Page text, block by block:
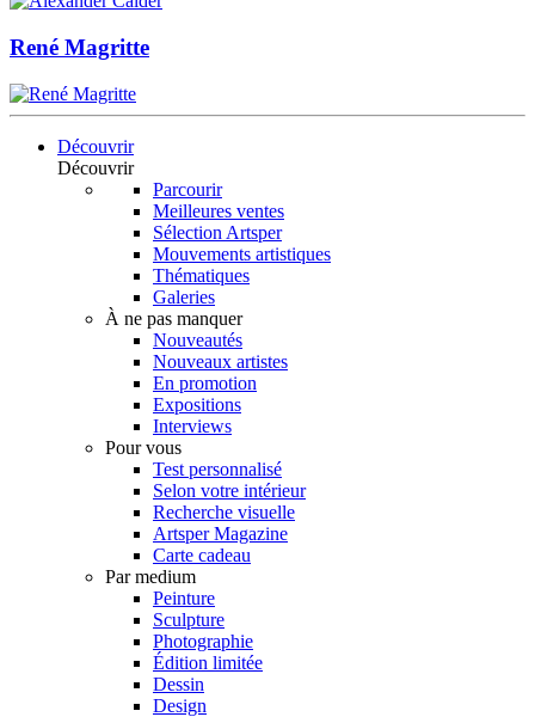
René Magritte
Découvrir
Découvrir
Parcourir
Meilleures ventes
Sélection Artsper
Mouvements artistiques
Thématiques
Galeries
À ne pas manquer
Nouveautés
Nouveaux artistes
En promotion
Expositions
Interviews
Pour vous
Test personnalisé
Selon votre intérieur
Recherche visuelle
Artsper Magazine
Carte cadeau
Par medium
Peinture
Sculpture
Photographie
Édition limitée
Dessin
Design